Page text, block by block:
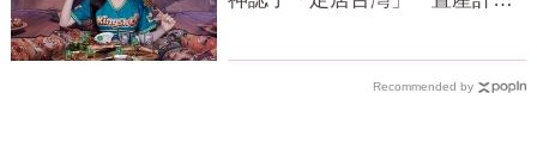
Recommended by